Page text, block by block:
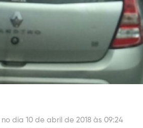
no dia 10 de abril de 2018 às 09:24